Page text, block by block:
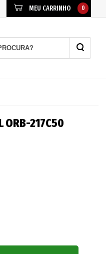
MEU CARRINHO 0
ORB-217C50